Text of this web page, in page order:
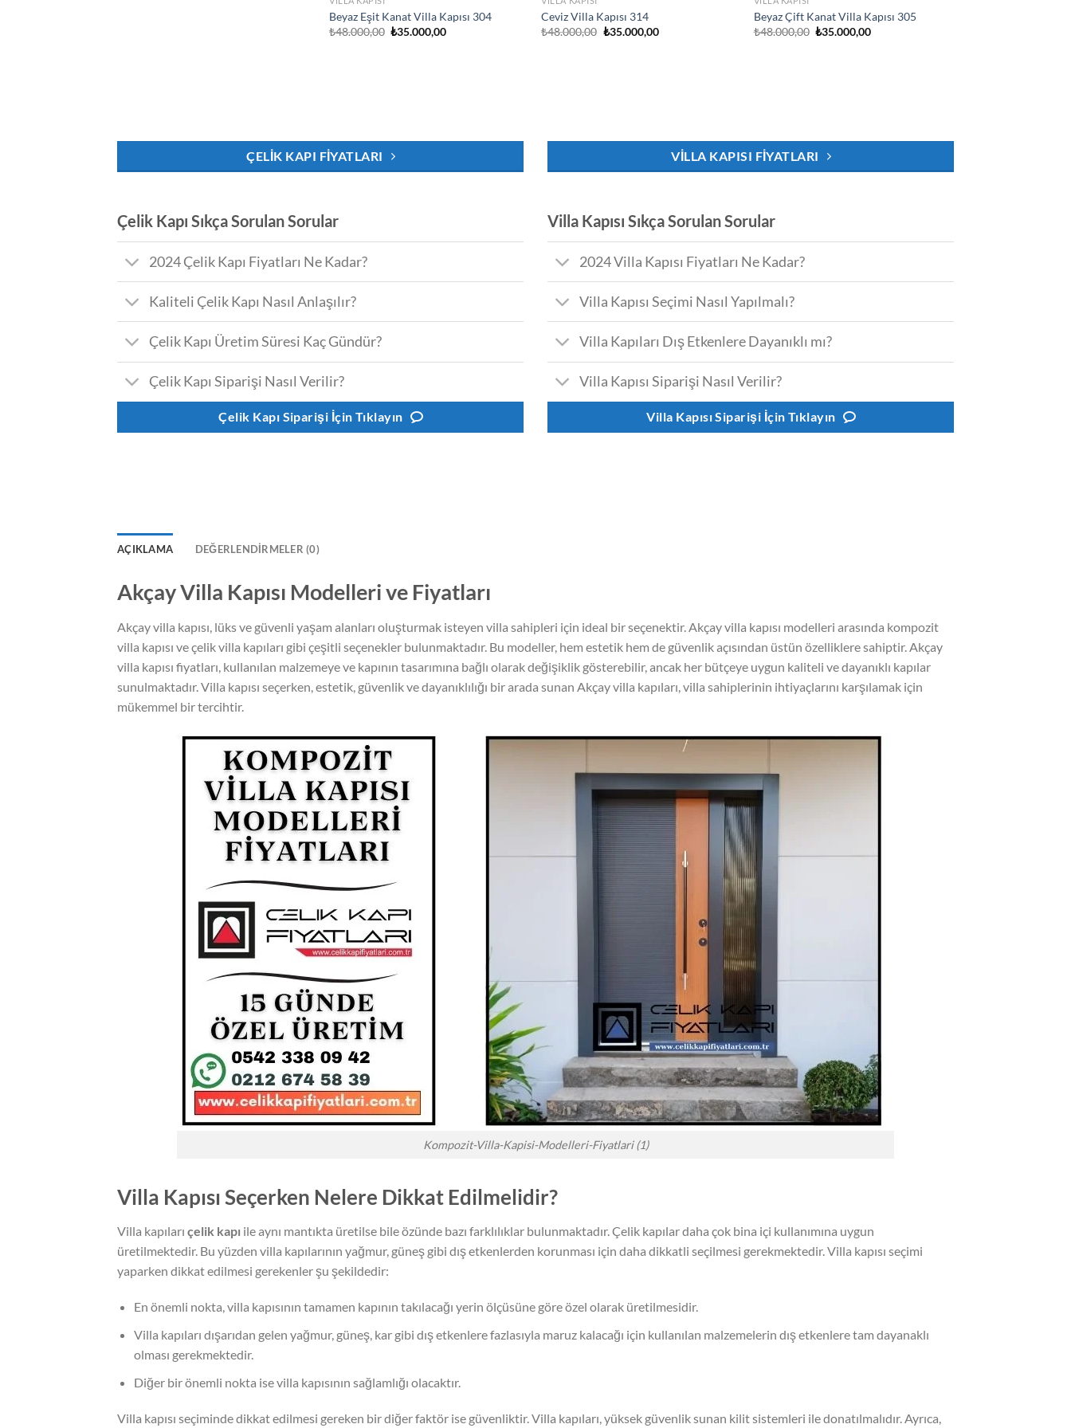
Beyaz Eşit Kanat Villa Kapısı 304
₺48.000,00 Orijinal
₺35.000,00Şu
Ceviz Villa Kapısı 314
₺48.000,00 Orijinal
₺35.000,00Şu
Beyaz Çift Kanat Villa Kapısı 305
₺48.000,00 Orijinal
₺35.000,00Şu
ÇELIK KAPI FIYATLARI VILLA KAPISI FIYATLARI
Çelik Kapı Sıkça Sorulan Sorular
2024 Çelik Kapı Fiyatları Ne Kadar?
Kaliteli Çelik Kapı Nasıl Anlaşılır?
Çelik Kapı Üretim Süresi Kaç Gündür?
Çelik Kapı Siparişi Nasıl Verilir?
Çelik Kapı Siparişi İçin Tıklayın
Villa Kapısı Sıkça Sorulan Sorular
2024 Villa Kapısı Fiyatları Ne Kadar?
Villa Kapısı Seçimi Nasıl Yapılmalı?
Villa Kapıları Dış Etkenlere Dayanıklı mı?
Villa Kapısı Siparişi Nasıl Verilir?
Villa Kapısı Siparişi İçin Tıklayın
AÇIKLAMA DEĞERLENDIRMELER (0)
Akçay Villa Kapısı Modelleri ve Fiyatları
Akçay villa kapısı, lüks ve güvenli yaşam alanları oluşturmak isteyen villa sahipleri için ideal bir seçenektir. Akçay villa kapısı modelleri arasında kompozit
villa kapısı ve çelik villa kapıları gibi çeşitli seçenekler bulunmaktadır. Bu modeller, hem estetik hem de güvenlik açısından üstün özelliklere sahiptir. Akçay
villa kapısı fiyatları, kullanılan malzemeye ve kapının tasarımına bağlı olarak değişiklik gösterebilir, ancak her bütçeye uygun kaliteli ve dayanıklı kapılar
sunulmaktadır. Villa kapısı seçerken, estetik, güvenlik ve dayanıklılığı bir arada sunan Akçay villa kapıları, villa sahiplerinin ihtiyaçlarını karşılamak için
mükemmel bir tercihtir.
Kompozit-Villa-Kapisi-Modelleri-Fiyatlari (1)
Villa Kapısı Seçerken Nelere Dikkat Edilmelidir?
Villa kapıları çelik kapı ile aynı mantıkta üretilse bile özünde bazı farklılıklar bulunmaktadır. Çelik kapılar daha çok bina içi kullanımına uygun
üretilmektedir. Bu yüzden villa kapılarının yağmur, güneş gibi dış etkenlerden korunması için daha dikkatli seçilmesi gerekmektedir. Villa kapısı seçimi
yaparken dikkat edilmesi gerekenler şu şekildedir:
En önemli nokta, villa kapısının tamamen kapının takılacağı yerin ölçüsüne göre özel olarak üretilmesidir.
Villa kapıları dışarıdan gelen yağmur, güneş, kar gibi dış etkenlere fazlasıyla maruz kalacağı için kullanılan malzemelerin dış etkenlere tam dayanaklı
olması gerekmektedir.
Diğer bir önemli nokta ise villa kapısının sağlamlığı olacaktır.
Villa kapısı seçiminde dikkat edilmesi gereken bir diğer faktör ise güvenliktir. Villa kapıları, yüksek güvenlik sunan kilit sistemleri ile donatılmalıdır. Ayrıca,